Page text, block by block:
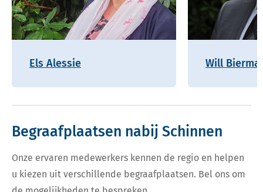
Els Alessie Will
Begraafplaatsen nabij Schinnen
Onze ervaren medewerkers kennen de regio en helpen
u kiezen uit verschillende begraafplaatsen. Bel ons om